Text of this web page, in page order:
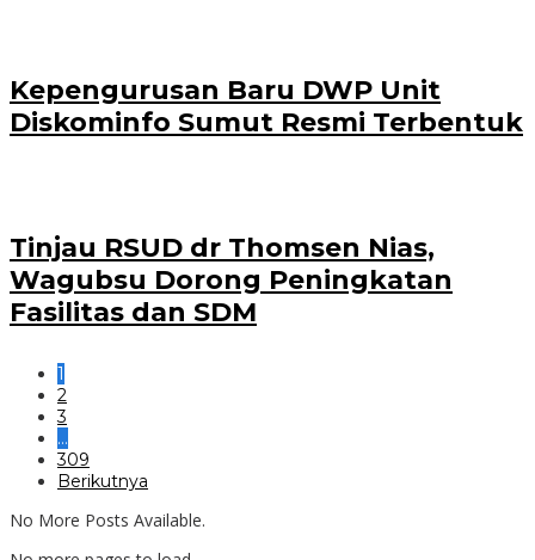
Kepengurusan Baru DWP Unit
Diskominfo Sumut Resmi Terbentuk
Tinjau RSUD dr Thomsen Nias,
Wagubsu Dorong Peningkatan
Fasilitas dan SDM
1
2
3
…
309
Berikutnya
No More Posts Available.